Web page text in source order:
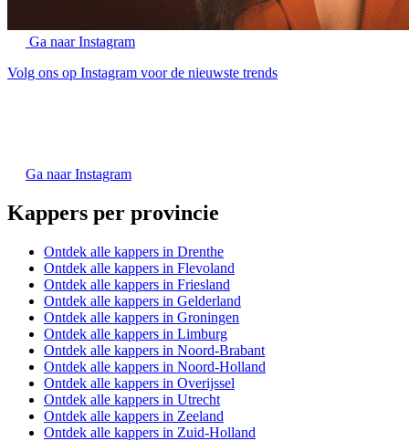
Ga naar Instagram
Volg ons op Instagram voor de nieuwste trends
Ga naar Instagram
Kappers per provincie
Ontdek alle kappers in Drenthe
Ontdek alle kappers in Flevoland
Ontdek alle kappers in Friesland
Ontdek alle kappers in Gelderland
Ontdek alle kappers in Groningen
Ontdek alle kappers in Limburg
Ontdek alle kappers in Noord-Brabant
Ontdek alle kappers in Noord-Holland
Ontdek alle kappers in Overijssel
Ontdek alle kappers in Utrecht
Ontdek alle kappers in Zeeland
Ontdek alle kappers in Zuid-Holland